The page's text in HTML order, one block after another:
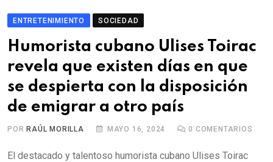
ENTRETENIMIENTO SOCIEDAD
Humorista cubano Ulises Toirac
revela que existen días en que
se despierta con la disposición
de emigrar a otro país
POR RAÚL MORILLA MAYO 16, 2024 0 COMENTARIOS
El destacado y talentoso humorista cubano Ulises Toirac